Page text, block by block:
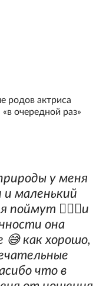
родов актриса
очередной раз»
у меня
и маленький
поймут 🤦🏼‍♀‍и
она
😅 как хорошо,
что в